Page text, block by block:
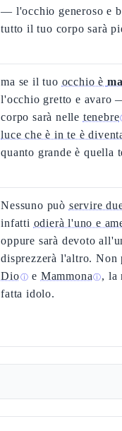
— l'occhio generoso e
tutto il tuo corpo sarà
ma se il tuo occhio è
l'occhio gretto e avaro
corpo sarà nelle tenebre
luce che è in te è
quanto grande è quella
Nessuno può servire
infatti odierà l'uno e
oppure sarà devoto
disprezzerà l'altro. Non
Dioⓘ e Mammona ⓘ, la
fatta idolo.